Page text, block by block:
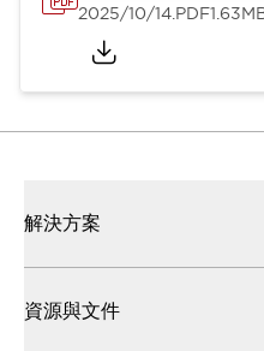
2025/10/14.PDF
解決方案
資源與文件